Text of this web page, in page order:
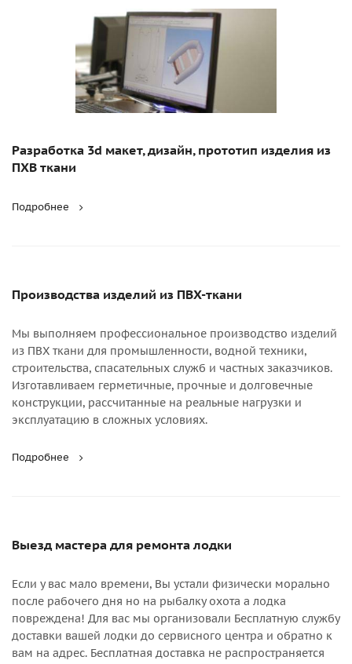
Разработка 3d макет, дизайн, прототип изделия из
ПХВ ткани
Подробнее
Производства изделий из ПВХ-ткани
Мы выполняем профессиональное производство изделий
из ПВХ ткани для промышленности, водной техники,
строительства, спасательных служб и частных заказчиков.
Изготавливаем герметичные, прочные и долговечные
конструкции, рассчитанные на реальные нагрузки и
эксплуатацию в сложных условиях.
Подробнее
Выезд мастера для ремонта лодки
Если у вас мало времени, Вы устали физически морально
после рабочего дня но на рыбалку охота а лодка
повреждена! Для вас мы организовали Бесплатную службу
доставки вашей лодки до сервисного центра и обратно к
вам на адрес. Бесплатная доставка не распространяется